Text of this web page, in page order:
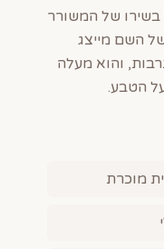
של המשורר
השם מייצג
והוא מעלה
הטבע.
מוכרת